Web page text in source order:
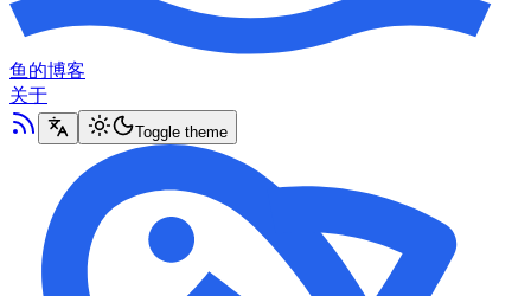
鱼的博客
关于
Toggle theme